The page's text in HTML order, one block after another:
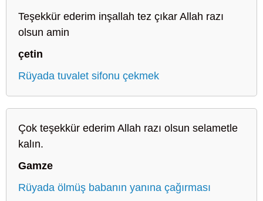
Teşekkür ederim inşallah tez çıkar Allah razı
olsun amin
çetin
Rüyada tuvalet sifonu çekmek
Çok teşekkür ederim Allah razı olsun selametle
kalın.
Gamze
Rüyada ölmüş babanın yanına çağırması